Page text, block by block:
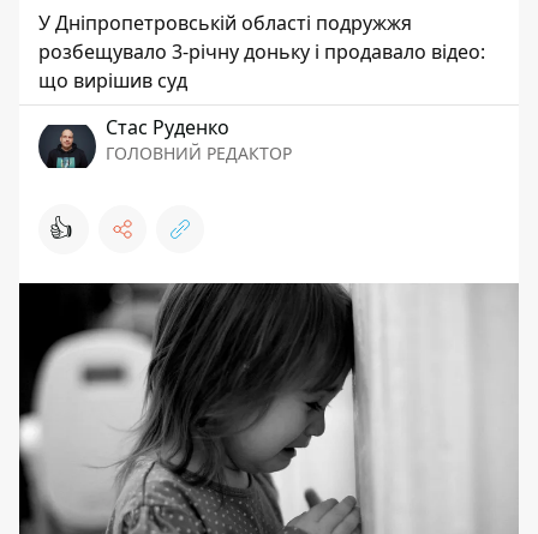
У Дніпропетровській області подружжя
розбещувало 3-річну доньку і продавало відео:
що вирішив суд
Стас Руденко
ГОЛОВНИЙ РЕДАКТОР
👍